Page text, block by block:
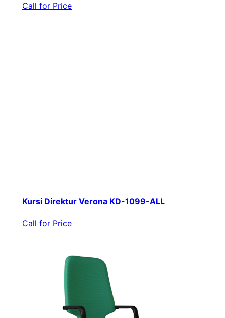
Call for Price
Kursi Direktur Verona KD-1099-ALL
Call for Price